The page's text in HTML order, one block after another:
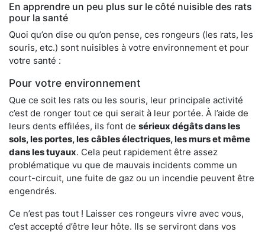
En apprendre un peu plus sur le côté nuisible des rats
pour la santé
Quoi qu’on dise ou qu’on pense, ces rongeurs (les rats, les
souris, etc.) sont nuisibles à votre environnement et pour
votre santé :
Pour votre environnement
Que ce soit les rats ou les souris, leur principale activité
c’est de ronger tout ce qui serait à leur portée. À l’aide de
leurs dents effilées, ils font de sérieux dégâts dans les
sols, les portes, les câbles électriques, les murs et même
dans les tuyaux. Cela peut rapidement être assez
problématique vu que de mauvais incidents comme un
court-circuit, une fuite de gaz ou un incendie peuvent être
engendrés.
Ce n’est pas tout ! Laisser ces rongeurs vivre avec vous,
c’est accepté d’être leur hôte. Ils se serviront dans vos